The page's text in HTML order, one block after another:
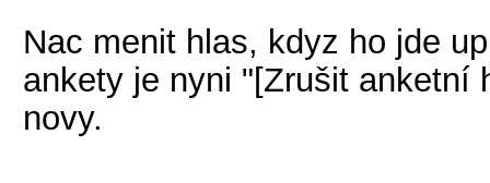
Nac menit hlas, kdyz ho jde
ankety je nyni "[Zrušit anketní
novy.